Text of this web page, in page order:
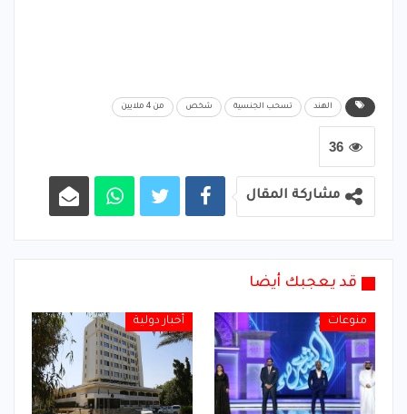
الهند تسحب الجنسية شخص من 4 ملايين
36
مشاركة المقال
قد يعجبك أيضا
منوعات أخبار دولية